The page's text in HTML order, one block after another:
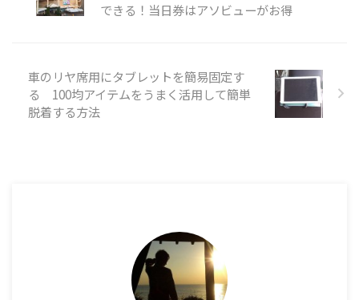
できる！当日券はアソビューがお得
車のリヤ席用にタブレットを簡易固定す
る 100均アイテムをうまく活用して簡単
脱着する方法